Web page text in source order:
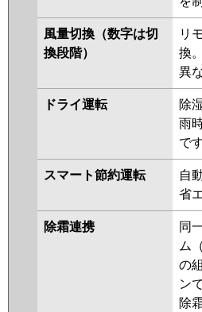
PKZX-
PKZX-
PKZX-
PKZX-
ERMP80LZ
PKZX-
PKZX-
HRMP80KV
PKZX-
ERMP80KR
風量切換（数字は切
換段階）
リ
換
異
ドライ運転
除
雨
で
スマート節約運転
自
省
除霜連携
同
ム
の
ン
除